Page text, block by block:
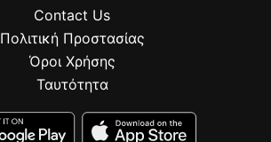
Contact Us
Πολιτική Προστασίας
Όροι Χρήσης
Ταυτότητα